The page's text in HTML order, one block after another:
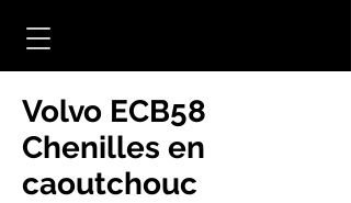
Volvo ECB58
Chenilles en
caoutchouc